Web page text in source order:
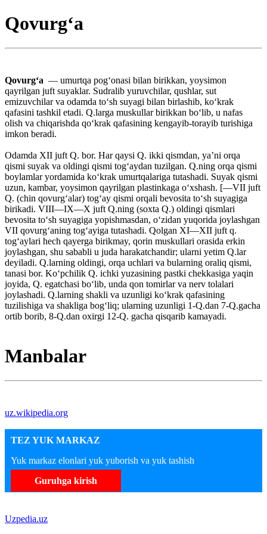
Qovurg‘a
Qovurgʻa — umurtqa pogʻonasi bilan birikkan, yoysimon
qayrilgan juft suyaklar. Sudralib yuruvchilar, qushlar, sut
emizuvchilar va odamda toʻsh suyagi bilan birlashib, koʻkrak
qafasini tashkil etadi. Q.larga muskullar birikkan boʻlib, u nafas
olish va chiqarishda qoʻkrak qafasining kengayib-torayib turishiga
imkon beradi.
Odamda XII juft Q. bor. Har qaysi Q. ikki qismdan, yaʼni orqa
qismi suyak va oldingi qismi togʻaydan tuzilgan. Q.ning orqa qismi
boylamlar yordamida koʻkrak umurtqalariga tutashadi. Suyak qismi
uzun, kambar, yoysimon qayrilgan plastinkaga oʻxshash. [—VII juft
Q. (chin qovurgʻalar) togʻay qismi orqali bevosita toʻsh suyagiga
birikadi. VIII—IX—X juft Q.ning (soxta Q.) oldingi qismlari
bevosita toʻsh suyagiga yopishmasdan, oʻzidan yuqorida joylashgan
VII qovurgʻaning togʻayiga tutashadi. Qolgan XI—XII juft q.
togʻaylari hech qayerga birikmay, qorin muskullari orasida erkin
joylashgan, shu sababli u juda harakatchandir; ularni yetim Q.lar
deyiladi. Q.larning oldingi, orqa uchlari va bularning oraliq qismi,
tanasi bor. Koʻpchilik Q. ichki yuzasining pastki chekkasiga yaqin
joyida, Q. egatchasi boʻlib, unda qon tomirlar va nerv tolalari
joylashadi. Q.larning shakli va uzunligi koʻkrak qafasining
tuzilishiga va shakliga bogʻliq; ularning uzunligi 1-Q.dan 7-Q.gacha
ortib borib, 8-Q.dan oxirgi 12-Q. gacha qisqarib kamayadi.
Manbalar
uz.wikipedia.org
TEZ YUK MARKAZ
Yuk markaz elonlari yuk yuborish va yuk tashish
Guruhga kirish
Uzpedia.uz